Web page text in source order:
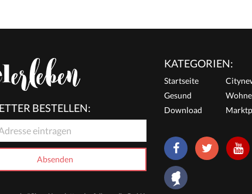
BESTELLEN:
KATEGORIEN:
Startseite
Gesund
Download